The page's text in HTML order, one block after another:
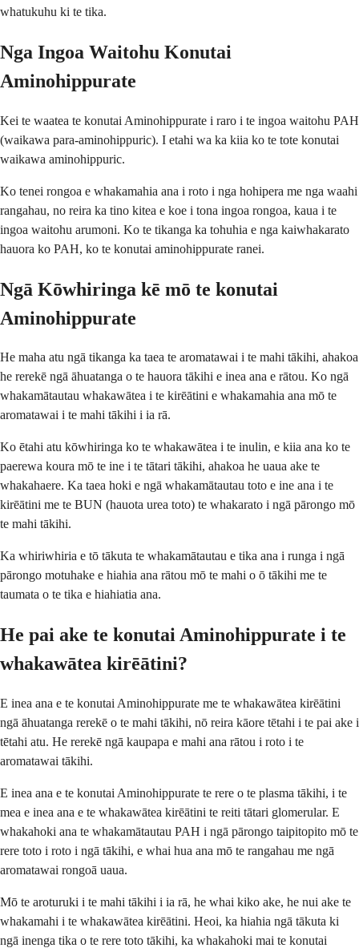
whatukuhu ki te tika.
Nga Ingoa Waitohu Konutai
Aminohippurate
Kei te waatea te konutai Aminohippurate i raro i te ingoa waitohu PAH
(waikawa para-aminohippuric). I etahi wa ka kiia ko te tote konutai
waikawa aminohippuric.
Ko tenei rongoa e whakamahia ana i roto i nga hohipera me nga waahi
rangahau, no reira ka tino kitea e koe i tona ingoa rongoa, kaua i te
ingoa waitohu arumoni. Ko te tikanga ka tohuhia e nga kaiwhakarato
hauora ko PAH, ko te konutai aminohippurate ranei.
Ngā Kōwhiringa kē mō te konutai
Aminohippurate
He maha atu ngā tikanga ka taea te aromatawai i te mahi tākihi, ahakoa
he rerekē ngā āhuatanga o te hauora tākihi e inea ana e rātou. Ko ngā
whakamātautau whakawātea i te kirēātini e whakamahia ana mō te
aromatawai i te mahi tākihi i ia rā.
Ko ētahi atu kōwhiringa ko te whakawātea i te inulin, e kiia ana ko te
paerewa koura mō te ine i te tātari tākihi, ahakoa he uaua ake te
whakahaere. Ka taea hoki e ngā whakamātautau toto e ine ana i te
kirēātini me te BUN (hauota urea toto) te whakarato i ngā pārongo mō
te mahi tākihi.
Ka whiriwhiria e tō tākuta te whakamātautau e tika ana i runga i ngā
pārongo motuhake e hiahia ana rātou mō te mahi o ō tākihi me te
taumata o te tika e hiahiatia ana.
He pai ake te konutai Aminohippurate i te
whakawātea kirēātini?
E inea ana e te konutai Aminohippurate me te whakawātea kirēātini
ngā āhuatanga rerekē o te mahi tākihi, nō reira kāore tētahi i te pai ake i
tētahi atu. He rerekē ngā kaupapa e mahi ana rātou i roto i te
aromatawai tākihi.
E inea ana e te konutai Aminohippurate te rere o te plasma tākihi, i te
mea e inea ana e te whakawātea kirēātini te reiti tātari glomerular. E
whakahoki ana te whakamātautau PAH i ngā pārongo taipitopito mō te
rere toto i roto i ngā tākihi, e whai hua ana mō te rangahau me ngā
aromatawai rongoā uaua.
Mō te aroturuki i te mahi tākihi i ia rā, he whai kiko ake, he nui ake te
whakamahi i te whakawātea kirēātini. Heoi, ka hiahia ngā tākuta ki
ngā inenga tika o te rere toto tākihi, ka whakahoki mai te konutai